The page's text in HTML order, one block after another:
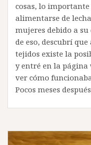
cosas, lo
alimentarse de
mujeres debido a
de eso, descubrí
tejidos existe la
y entré en la página
ver cómo
Pocos meses